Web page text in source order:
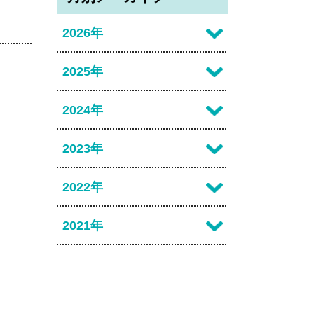
2026年
2026年07月
2026年05月
2026年02月
2025年
2025年12月
2025年10月
2025年08月
2024年
2024年12月
2024年10月
2023年
2023年12月
2023年09月
2022年
2022年07月
2021年